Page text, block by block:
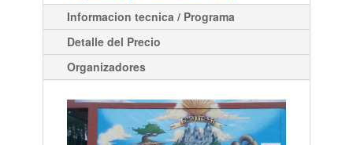
Informacion tecnica / Programa
Detalle del Precio
Organizadores